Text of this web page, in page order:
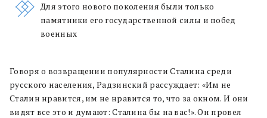
Для этого нового поколения были только
памятники его государственной силы и побед
военных
Говоря о возвращении популярности Сталина среди
русского населения, Радзинский рассуждает: «Им не
Сталин нравится, им не нравится то, что за окном. И они
видят все это и думают: Сталина бы на вас!». Он провел